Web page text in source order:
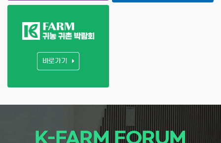
바로가기
K-FARM FORUM